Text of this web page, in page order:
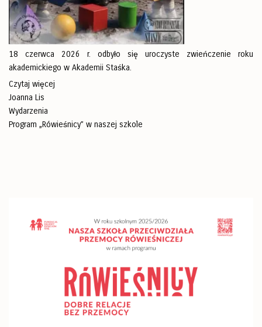
18 czerwca 2026 r. odbyło się uroczyste zwieńczenie roku
akademickiego w Akademii Staśka.
Czytaj więcej
Joanna Lis
Wydarzenia
Program „Rówieśnicy” w naszej szkole